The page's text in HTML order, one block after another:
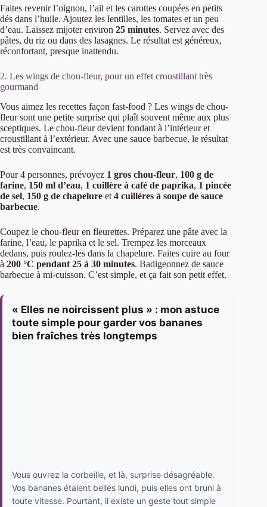
Faites revenir l’oignon, l’ail et les carottes coupées en petits
dés dans l’huile. Ajoutez les lentilles, les tomates et un peu
d’eau. Laissez mijoter environ 25 minutes. Servez avec des
pâtes, du riz ou dans des lasagnes. Le résultat est généreux,
réconfortant, presque inattendu.
2. Les wings de chou-fleur, pour un effet croustillant très
gourmand
Vous aimez les recettes façon fast-food ? Les wings de chou-
fleur sont une petite surprise qui plaît souvent même aux plus
sceptiques. Le chou-fleur devient fondant à l’intérieur et
croustillant à l’extérieur. Avec une sauce barbecue, le résultat
est très convaincant.
Pour 4 personnes, prévoyez 1 gros chou-fleur, 100 g de
farine, 150 ml d’eau, 1 cuillère à café de paprika, 1 pincée
de sel, 150 g de chapelure et 4 cuillères à soupe de sauce
barbecue.
Coupez le chou-fleur en fleurettes. Préparez une pâte avec la
farine, l’eau, le paprika et le sel. Trempez les morceaux
dedans, puis roulez-les dans la chapelure. Faites cuire au four
à 200 °C pendant 25 à 30 minutes. Badigeonnez de sauce
barbecue à mi-cuisson. C’est simple, et ça fait son petit effet.
« Elles ne noircissent plus » : mon astuce
toute simple pour garder vos bananes
bien fraîches très longtemps
Vous ouvrez la corbeille, et là, surprise désagréable.
Vos bananes étaient belles lundi, puis elles ont bruni à
toute vitesse. Pourtant, il existe un geste tout simple